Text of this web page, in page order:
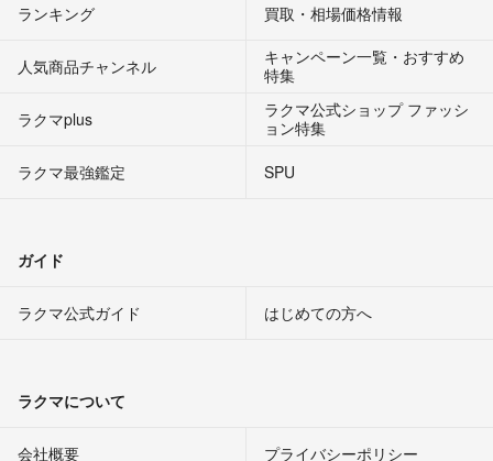
ランキング 買取・相場価格情報
人気商品チャンネル
キャンペーン一覧・おすすめ
特集
ラクマplus
ラクマ公式ショップ ファッシ
ョン特集
ラクマ最強鑑定
SPU
ガイド
ラクマ公式ガイド はじめての方へ
ラクマについて
会社概要 プライバシーポリシー